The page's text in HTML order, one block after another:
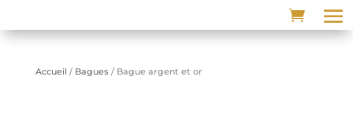
Accueil / Bagues / Bague argent et or